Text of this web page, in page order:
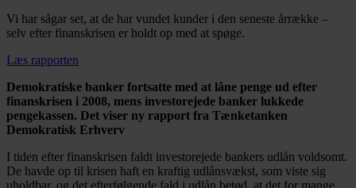
Vi har sågar set, at de har vundet kunder i den seneste årrække –
selv efter finanskrisen er holdt op med at spøge.
Læs rapporten
Demokratiske banker fortsatte med at låne penge ud efter
finanskrisen i 2008, mens investorejede banker lukkede
pengekassen. Det viser ny rapport fra Tænketanken
Demokratisk Erhverv
I tiden efter finanskrisen faldt investorejede bankers udlån voldsomt.
De havde op til krisen haft en kraftig udlånsvækst, som viste sig